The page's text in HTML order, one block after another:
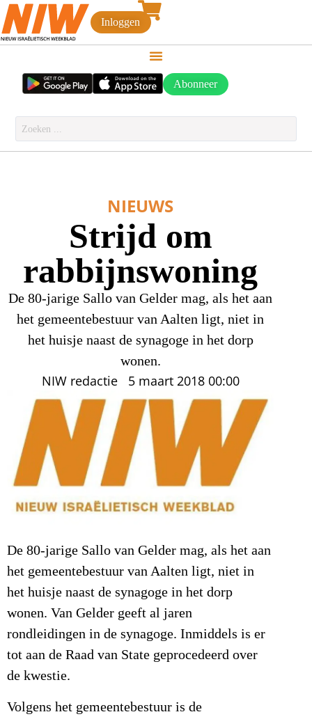
Inloggen
Abonneer
NIEUWS
Strijd om
rabbijnswoning
De 80-jarige Sallo van Gelder mag, als het aan
het gemeentebestuur van Aalten ligt, niet in
het huisje naast de synagoge in het dorp
wonen.
NIW redactie 5 maart 2018 00:00
De 80-jarige Sallo van Gelder mag, als het aan
het gemeentebestuur van Aalten ligt, niet in
het huisje naast de synagoge in het dorp
wonen. Van Gelder geeft al jaren
rondleidingen in de synagoge. Inmiddels is er
tot aan de Raad van State geprocedeerd over
de kwestie.
Volgens het gemeentebestuur is de